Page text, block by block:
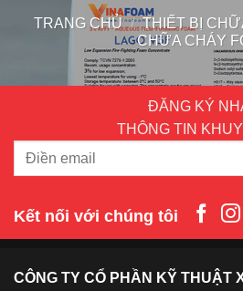
TRANG CHỦ / THIẾT BỊ
CHỮA CHÁY
ĐĂNG KÝ
THÔNG TIN
Kết nối với chúng tôi
CÔNG TY CỔ PHẦN KỸ THUẬT